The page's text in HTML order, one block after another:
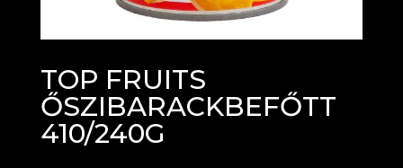
TOP FRUITS
ŐSZIBARACKBEFŐTT
410/240G